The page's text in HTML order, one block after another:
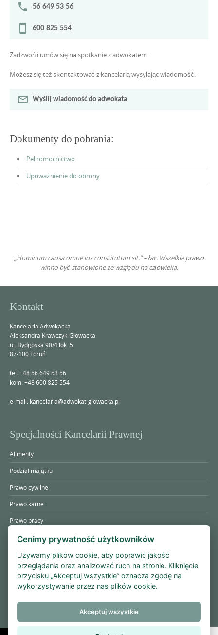
phone
56 649 53 56
stay_current_portrait 600 825 554
Zadzwoń i umów się na spotkanie z adwokatem.
Możesz się też skontaktować z kancelarią wysyłając wiadomość.
mail_outline Wyślij wiadomość do adwokata
Dokumenty do pobrania:
Pełnomocnictwo
Upoważnienie do obrony
„Hominum causa omne ius constitutum sit.” – łac. Wszelkie prawo
winno być stanowione ze względu na człowieka.
Kontakt
Kancelaria Adwokacka
Aleksandra Krawczyk-Głowacka
ul. Bydgoska 90/4 lok. 5
87-100 Toruń
tel. +48 56 649 53 56
kom. +48 600 825 554
e-mail: kancelaria@adwokat-glowacka.pl
Specjalności Kancelarii Prawnej
Alimenty
Podział majątku
Prawo cywilne
Prawo karne
Prawo pracy
Prawo rodzinne
Prawo spadkowe
Rozwody
Umowy, regulaminy i pisma
Cenimy prywatność użytkowników
Używamy plików cookie, aby poprawić jakość
przeglądania oraz analizować ruch na stronie. Kliknięcie
przycisku „Akceptuj wszystkie” oznacza zgodę na
wykorzystywanie przez nas plików cookie.
Akceptuj wszystkie